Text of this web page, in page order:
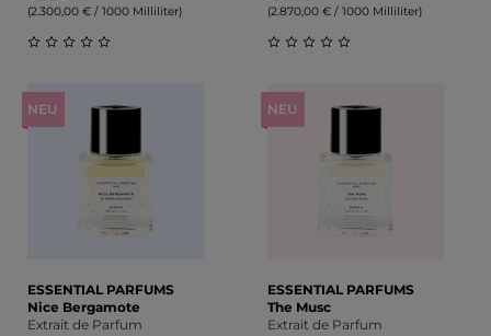
(2.300,00 € / 1000 Milliliter) (2.870,00 € / 1000 Milliliter)
NEU
ESSENTIAL PARFUMS
Nice Bergamote
Extrait de Parfum
NEU
ESSENTIAL PARFUMS
The Musc
Extrait de Parfum